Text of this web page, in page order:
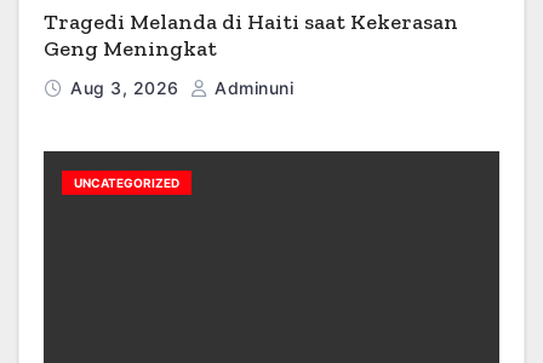
Tragedi Melanda di Haiti saat Kekerasan
Geng Meningkat
Aug 3, 2026 Adminuni
UNCATEGORIZED